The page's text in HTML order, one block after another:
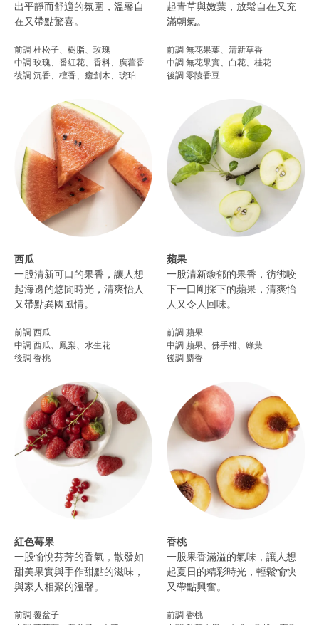
出平靜而舒適的氛圍，溫馨自
在又帶點驚喜。
前調 杜松子、樹脂、玫瑰
中調 玫瑰、番紅花、香料、廣藿香
後調 沉香、檀香、癒創木、琥珀​
起青草與嫩葉，放鬆自在又充
滿朝氣。​
前調 無花果葉、清新草香
中調 無花果實、白花、桂花
後調 零陵香豆
西瓜
一股清新可口的果香，讓人想
起海邊的悠閒時光，清爽怡人
又帶點異國風情。
前調 西瓜
中調 西瓜、鳳梨、水生花
後調 香桃
蘋果
一股清新馥郁的果香，彷彿咬
下一口剛採下的蘋果，清爽怡
人又令人回味。
前調 蘋果
中調 蘋果、佛手柑、綠葉
後調 麝香
紅色莓果
一股愉悅芬芳的香氣，散發如
甜美果實與手作甜點的滋味，
與家人相聚的溫馨。
前調 覆盆子
香桃
一股果香滿溢的氣味，讓人想
起夏日的精彩時光，輕鬆愉快
又帶點興奮。
前調 香桃